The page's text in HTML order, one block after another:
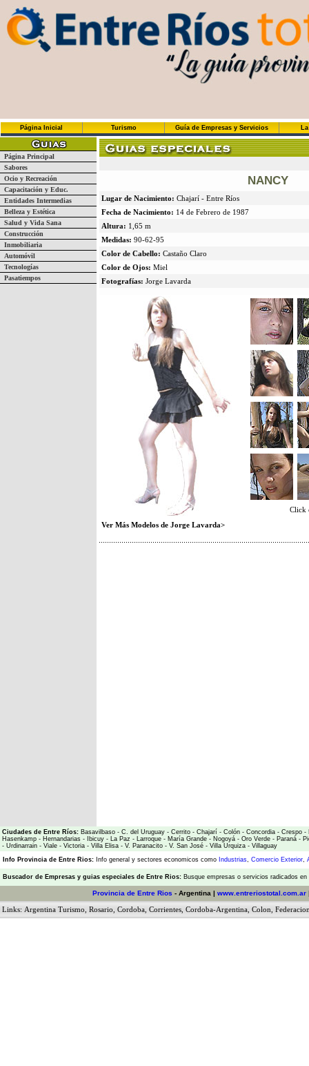
Página Inicial Turismo Guía de Empresas y Servicios
Página Principal
Sabores
Ocio y Recreación
Capacitación y Educ.
Entidades Intermedias
Belleza y Estética
Salud y Vida Sana
Construcción
Inmobiliaria
Automóvil
Tecnologías
Pasatiempos
NANCY
Lugar de Nacimiento: Chajarí - Entre Ríos
Fecha de Nacimiento: 14 de Febrero de 1987
Altura: 1,65 m
Medidas: 90-62-95
Color de Cabello: Castaño Claro
Color de Ojos: Miel
Fotografías: Jorge Lavarda
Click
Ver Más Modelos de Jorge Lavarda>
Ciudades de Entre Ríos: Basavilbaso - C. del Uruguay - Cerrito - Chajarí - Colón - Concordia - Crespo -
Hasenkamp - Hernandarias - Ibicuy - La Paz - Larroque - María Grande - Nogoyá - Oro Verde - Paraná -
- Urdinarrain - Viale - Victoria - Villa Elisa - V. Paranacito - V. San José - Villa Urquiza - Villaguay
Info Provincia de Entre Rios: Info general y sectores economicos como Industrias, Comercio Exterior,
Buscador de Empresas y guias especiales de Entre Rios: Busque empresas o servicios radicados
Provincia de Entre Rios - Argentina | www.entreriostotal.com.ar
Links: Argentina Turismo Rosario Cordoba Corrientes Cordoba-Argentina Colon